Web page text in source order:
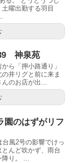
曜出勤する羽目
神泉苑
ら「押小路通り」
井リグと前に来ま
んのお店が出...
のはずがリフ
風2号の影響でけっ
んど吹かず、雨台
降り。 ...